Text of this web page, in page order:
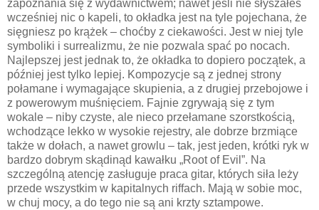
zapoznania się z wydawnictwem; nawet jeśli nie słyszałeś
wcześniej nic o kapeli, to okładka jest na tyle pojechana, że
sięgniesz po krążek – choćby z ciekawości. Jest w niej tyle
symboliki i surrealizmu, że nie pozwala spać po nocach.
Najlepszej jest jednak to, że okładka to dopiero początek, a
później jest tylko lepiej. Kompozycje są z jednej strony
połamane i wymagające skupienia, a z drugiej przebojowe i
z powerowym muśnięciem. Fajnie zgrywają się z tym
wokale – niby czyste, ale nieco przełamane szorstkością,
wchodzące lekko w wysokie rejestry, ale dobrze brzmiące
także w dołach, a nawet growlu – tak, jest jeden, krótki ryk w
bardzo dobrym skądinąd kawałku „Root of Evil”. Na
szczególną atencję zasługuje praca gitar, których siła leży
przede wszystkim w kapitalnych riffach. Mają w sobie moc,
w chuj mocy, a do tego nie są ani krzty sztampowe.